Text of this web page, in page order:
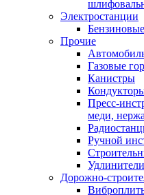
Электростанции
Прочие
Газовые
Канистры
Пресс-
меди,
Ручной
Удлинители
Дорожно-